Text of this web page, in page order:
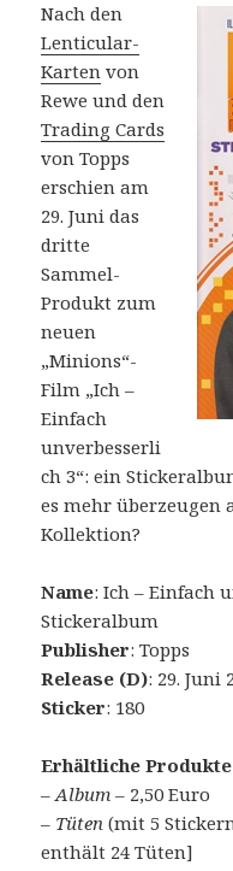
Nach den
Lenticular-
Karten von
Rewe und den
Trading Cards
von Topps
erschien am
29. Juni das
dritte
Sammel-
Produkt zum
neuen
„Minions“-
Film „Ich –
Einfach
unverbesserli
ch 3“: ein
es mehr überzeugen
Kollektion?
Name: Ich – Einfach
Stickeralbum
Publisher: Topps
Release (D): 29. Juni
Sticker: 180
Erhältliche Produkte
–Album – 2,50 Euro
– Tüten (mit 5
enthält 24 Tüten]